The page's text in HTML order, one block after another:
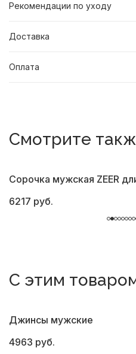
Рекомендации по уходу
Доставка
Оплата
Смотрите
Сорочка мужская ZEER
6217 руб.
С этим
Джинсы мужские
4963 руб.